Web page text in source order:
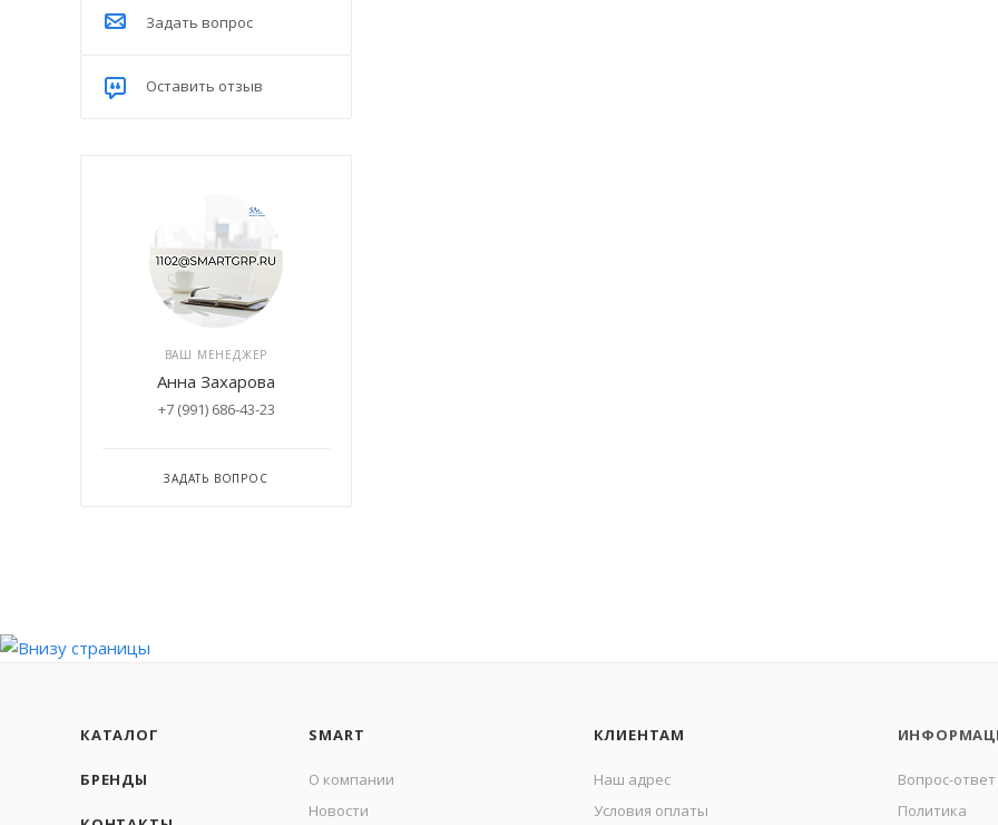
Задать вопрос
Оставить отзыв
ВАШ МЕНЕДЖЕР
Анна Захарова
+7 (991) 686-43-23
ЗАДАТЬ ВОПРОС
КАТАЛОГ
БРЕНДЫ
SMART
О компании
Новости
КЛИЕНТАМ
Наш адрес
Условия оплаты
Вопрос-ответ
Политика